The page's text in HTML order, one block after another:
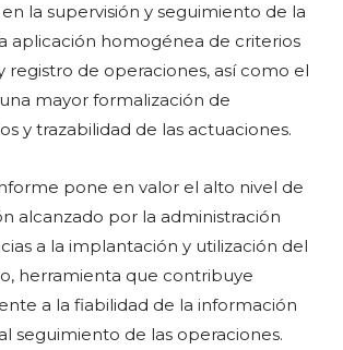
la supervisión y seguimiento de la
aplicación homogénea de criterios
registro de operaciones, así como el
mayor formalización de
y trazabilidad de las actuaciones.
pone en valor el alto nivel de
alcanzado por la administración
a la implantación y utilización del
herramienta que contribuye
a la fiabilidad de la información
seguimiento de las operaciones.